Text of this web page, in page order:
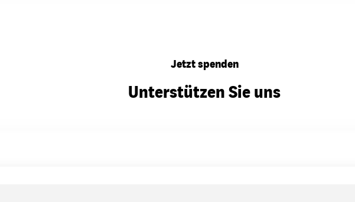
Jetzt spenden
Unterstützen Sie uns